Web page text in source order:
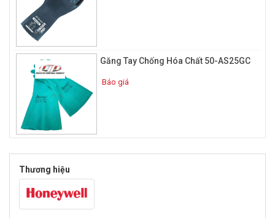
Găng tay chống hóa chất làm từ chất liệu gì ?
Một số loại găng tay chống hóa chất thông thường hay được
người lao động chọn sử dụng:
Găng tay cao su chống hóa chất butyl
Găng Tay Chống Hóa Chất 50-AS25GC
Báo giá
Thương hiệu